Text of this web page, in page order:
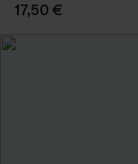
17,50 €